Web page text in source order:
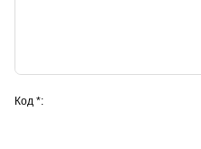
Код *: